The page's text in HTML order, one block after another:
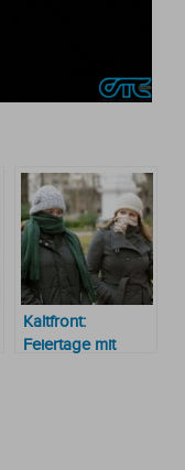
Kaltfront:
Feiertage mit